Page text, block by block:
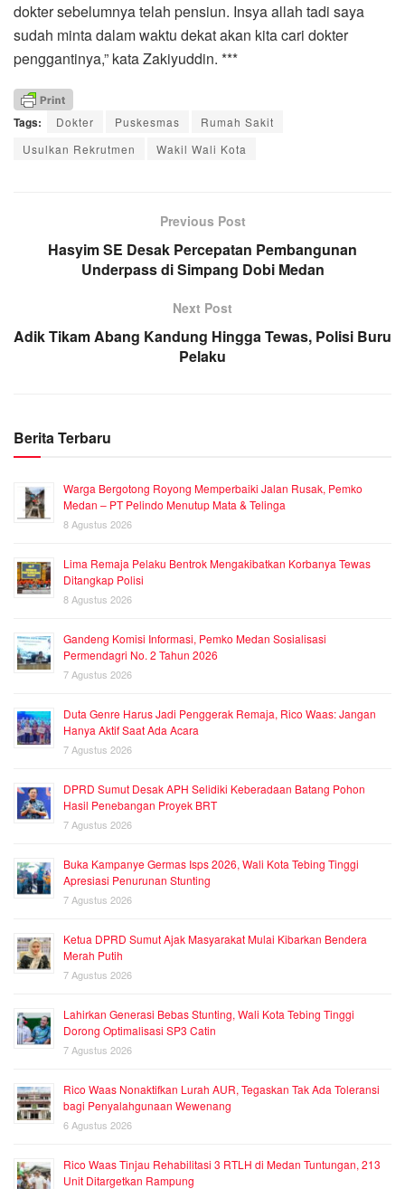
dokter sebelumnya telah pensiun. Insya allah tadi saya
sudah minta dalam waktu dekat akan kita cari dokter
penggantinya,” kata Zakiyuddin. ***
Tags: Dokter Puskesmas
Rumah Sakit
Usulkan Rekrutmen
Wakil Wali Kota
Previous Post
Hasyim SE Desak Percepatan Pembangunan
Underpass di Simpang Dobi Medan
Next Post
Adik Tikam Abang Kandung Hingga Tewas, Polisi Buru
Pelaku
Berita Terbaru
Warga Bergotong Royong Memperbaiki Jalan Rusak, Pemko
Medan – PT Pelindo Menutup Mata & Telinga
8 Agustus 2026
Lima Remaja Pelaku Bentrok Mengakibatkan Korbanya Tewas
Ditangkap Polisi
8 Agustus 2026
Gandeng Komisi Informasi, Pemko Medan Sosialisasi
Permendagri No. 2 Tahun 2026
7 Agustus 2026
Duta Genre Harus Jadi Penggerak Remaja, Rico Waas: Jangan
Hanya Aktif Saat Ada Acara
7 Agustus 2026
DPRD Sumut Desak APH Selidiki Keberadaan Batang Pohon
Hasil Penebangan Proyek BRT
7 Agustus 2026
Buka Kampanye Germas Isps 2026, Wali Kota Tebing Tinggi
Apresiasi Penurunan Stunting
7 Agustus 2026
Ketua DPRD Sumut Ajak Masyarakat Mulai Kibarkan Bendera
Merah Putih
7 Agustus 2026
Lahirkan Generasi Bebas Stunting, Wali Kota Tebing Tinggi
Dorong Optimalisasi SP3 Catin
7 Agustus 2026
Rico Waas Nonaktifkan Lurah AUR, Tegaskan Tak Ada Toleransi
bagi Penyalahgunaan Wewenang
6 Agustus 2026
Rico Waas Tinjau Rehabilitasi 3 RTLH di Medan Tuntungan, 213
Unit Ditargetkan Rampung